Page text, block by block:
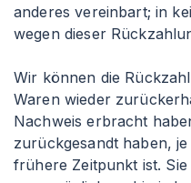
anderes vereinbart; in
wegen dieser
Wir können die
Waren wieder
Nachweis erbracht
zurückgesandt haben,
frühere Zeitpunkt ist.